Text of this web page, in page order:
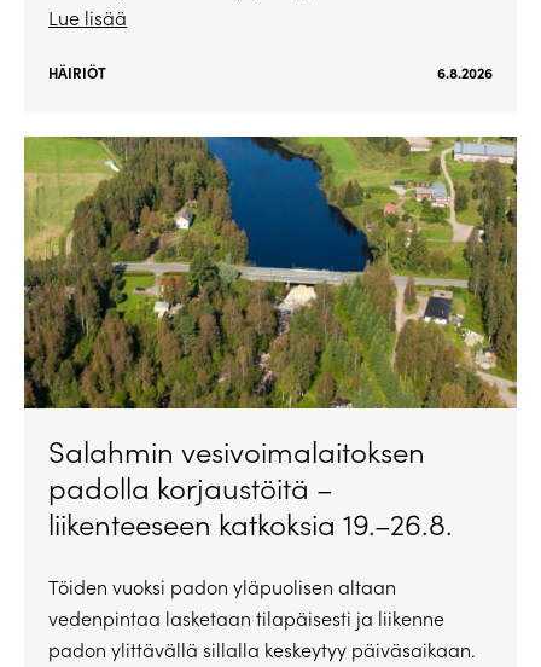
Lue lisää
HÄIRIÖT 6.8.2026
Salahmin vesivoimalaitoksen
padolla korjaustöitä –
liikenteeseen katkoksia 19.–26.8.
Töiden vuoksi padon yläpuolisen altaan
vedenpintaa lasketaan tilapäisesti ja liikenne
padon ylittävällä sillalla keskeytyy päiväsaikaan.